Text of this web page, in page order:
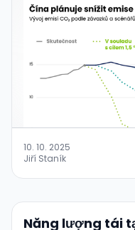
10. 10. 2025
Jiří Staník
Năng lượng tái